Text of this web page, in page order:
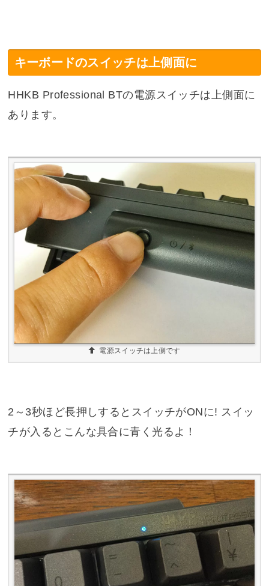
キーボードのスイッチは上側面に
HHKB Professional BTの電源スイッチは上側面に
あります。
電源スイッチは上側です
2～3秒ほど長押しするとスイッチがONに! スイッ
チが入るとこんな具合に青く光るよ！